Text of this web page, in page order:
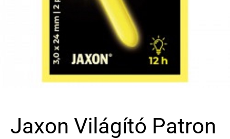
Jaxon Világító Patron